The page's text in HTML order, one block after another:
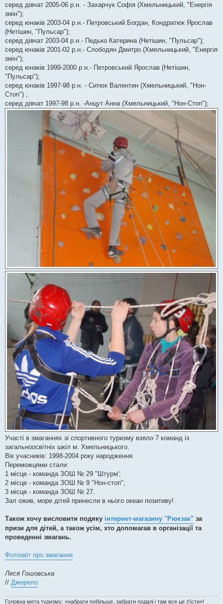
серед дівчат 2005-06 р.н. - Захарчук Софія (Хмельницький, "Енергія
змін");
серед юнаків 2003-04 р.н.- Петровський Богдан, Кондратюк Ярослав
(Нетішин, "Пульсар");
серед дівчат 2003-04 р.н.- Педько Катерина (Нетішин, "Пульсар");
серед юнаків 2001-02 р.н.- Слободян Дмитро (Хмельницький, "Енергія
змін");
серед юнаків 1999-2000 р.н.- Петровський Ярослав (Нетішин,
"Пульсар");
серед юнаків 1997-98 р.н. - Ситюк Валентин (Хмельницький, "Нон-
Стоп") ;
серед дівчат 1997-98 р.н. -Анцут Анна (Хмельницький, "Нон-Стоп");
Участі в змаганнях зі спортивного туризму взяло 7 команд із
загальноосвітніх шкіл м. Хмельницького.
Вік учасників: 1998-2004 року народження.
Переможцями стали:
1 місце - команда ЗОШ № 29 "Штурм';
2 місце - команда ЗОШ № 9 "Нон-стоп";
3 місце - команда ЗОШ № 27.
Зал ожив, море дітей принесли в нього океан позитиву!
Також хочу висловити подяку інтернет-магазину "Рюкзак" за
призи для дітей, а також усім, хто допомагав в організації та
проведенні змагань.
Фотозвіт про змагання
Леся Гошовська
// Джерело
Головна мета туризму: «набрати побільше, забрати подалі і там все це з'їсти»!